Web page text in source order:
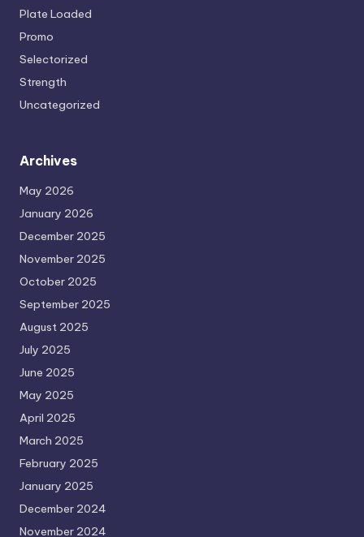
Plate Loaded
Promo
Selectorized
Strength
Uncategorized
Archives
May 2026
January 2026
December 2025
November 2025
October 2025
September 2025
August 2025
July 2025
June 2025
May 2025
April 2025
March 2025
February 2025
January 2025
December 2024
November 2024